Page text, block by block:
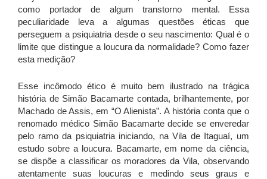
como portador de algum transtorno mental. Essa
peculiaridade leva a algumas questões éticas que
perseguem a psiquiatria desde o seu nascimento: Qual é o
limite que distingue a loucura da normalidade? Como fazer
esta medição?
Esse incômodo ético é muito bem ilustrado na trágica
história de Simão Bacamarte contada, brilhantemente, por
Machado de Assis, em “O Alienista”. A história conta que o
renomado médico Simão Bacamarte decide se enveredar
pelo ramo da psiquiatria iniciando, na Vila de Itaguaí, um
estudo sobre a loucura. Bacamarte, em nome da ciência,
se dispõe a classificar os moradores da Vila, observando
atentamente suas loucuras e medindo seus graus e